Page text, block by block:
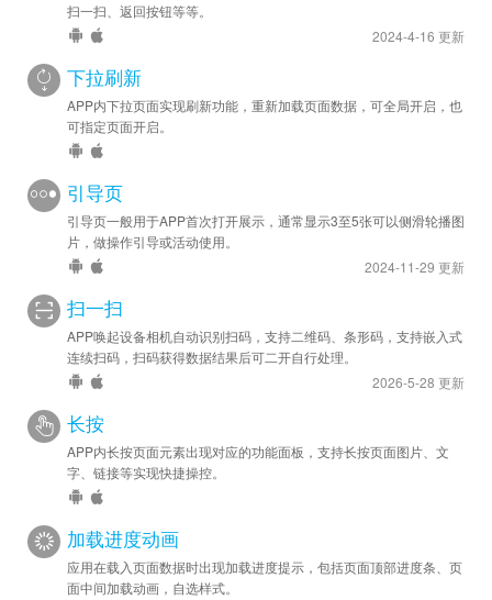
提供jsBridge.evalInNavbar开发方案，通过页面JS调用来实现自
定义；
扫一扫、返回按钮等等。
2024-4-16 更新
下拉刷新
APP内下拉页面实现刷新功能，重新加载页面数据，可全局开启，也
可指定页面开启。
引导页
引导页一般用于APP首次打开展示，通常显示3至5张可以侧滑轮播图
片，做操作引导或活动使用。
2024-11-29 更新
扫一扫
APP唤起设备相机自动识别扫码，支持二维码、条形码，支持嵌入式
连续扫码，扫码获得数据结果后可二开自行处理。
2026-5-28 更新
长按
APP内长按页面元素出现对应的功能面板，支持长按页面图片、文
字、链接等实现快捷操控。
加载进度动画
应用在载入页面数据时出现加载进度提示，包括页面顶部进度条、页
面中间加载动画，自选样式。